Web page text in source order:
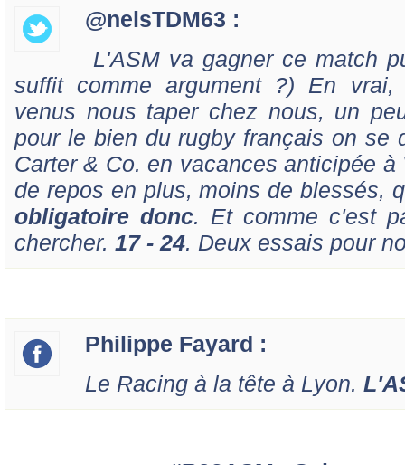
@nelsTDM63 :
L'ASM va gagner ce match
suffit comme argument ?) En
venus nous taper chez nous, un
pour le bien du rugby français on se
Carter & Co. en vacances anticipée
de repos en plus, moins de blessés,
obligatoire donc. Et comme c'est
chercher. 17 - 24. Deux essais pour
Philippe Fayard :
Le Racing à la tête à Lyon.